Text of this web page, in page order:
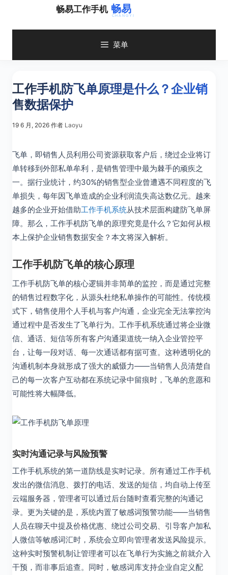
畅易工作手机
菜单
工作手机防飞单原理是什么？企业销
售数据保护
19 6 月, 2026 作者 Laoyu
飞单，即销售人员利用公司资源获取客户后，绕过企业将订
单转移到外部私单牟利，是销售管理中最为棘手的顽疾之
一。据行业统计，约30%的销售型企业曾遭遇不同程度的飞
单损失，每年因飞单造成的企业利润流失高达数亿元。越来
越多的企业开始借助工作手机系统从技术层面构建防飞单屏
障。那么，工作手机防飞单的原理究竟是什么？它如何从根
本上保护企业销售数据安全？本文将深入解析。
工作手机防飞单的核心原理
工作手机防飞单的核心逻辑并非简单的监控，而是通过完整
的销售过程数字化，从源头杜绝私单操作的可能性。传统模
式下，销售使用个人手机与客户沟通，企业完全无法掌控沟
通过程中是否发生了飞单行为。工作手机系统通过将企业微
信、通话、短信等所有客户沟通渠道统一纳入企业管控平
台，让每一段对话、每一次通话都有据可查。这种透明化的
沟通机制本身就形成了强大的威慑力——当销售人员清楚自
己的每一次客户互动都在系统记录中留痕时，飞单的意愿和
可能性将大幅降低。
实时沟通记录与风险预警
工作手机系统的第一道防线是实时记录。所有通过工作手机
发出的微信消息、拨打的电话、发送的短信，均自动上传至
云端服务器，管理者可以通过后台随时查看完整的沟通记
录。更为关键的是，系统内置了敏感词预警功能——当销售
人员在聊天中提及价格优惠、绕过公司交易、引导客户加私
人微信等敏感词汇时，系统会立即向管理者发送风险提示。
这种实时预警机制让管理者可以在飞单行为实施之前就介入
干预，而非事后追查。同时，敏感词库支持企业自定义配